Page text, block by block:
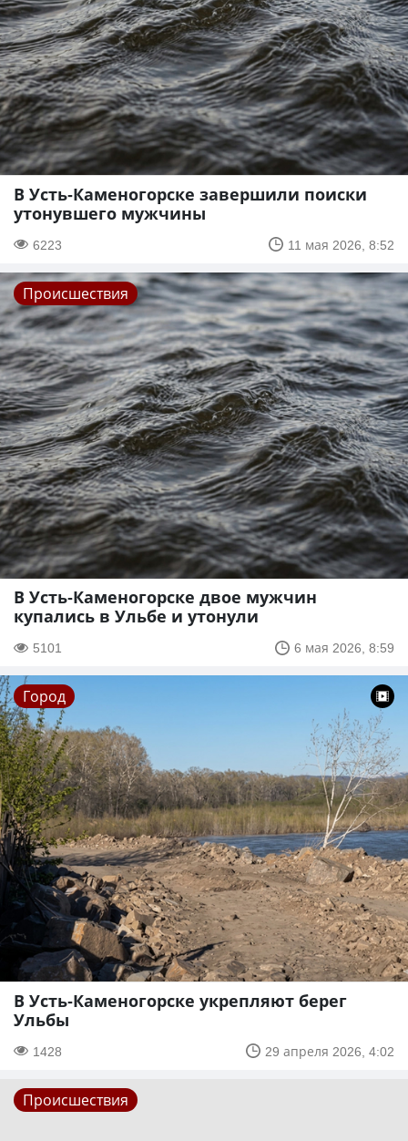
В Усть-Каменогорске завершили поиски
утонувшего мужчины
6223 11 мая 2026, 8:52
Происшествия
В Усть-Каменогорске двое мужчин
купались в Ульбе и утонули
5101 6 мая 2026, 8:59
Город
В Усть-Каменогорске укрепляют берег
Ульбы
1428 29 апреля 2026, 4:02
Происшествия